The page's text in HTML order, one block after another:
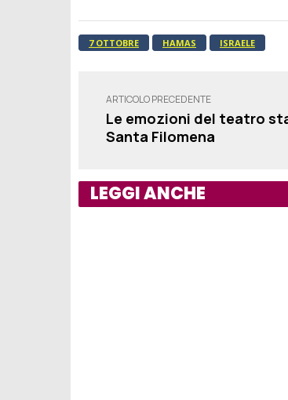
7 OTTOBRE HAMAS ISRAELE
ARTICOLO PRECEDENTE
Le emozioni del teatro
Santa Filomena
LEGGI ANCHE